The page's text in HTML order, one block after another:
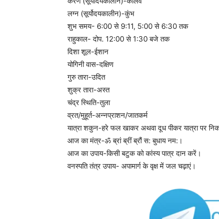
लग्न (सूर्योदयकालीन)-कुंभ
शुभ समय- 6:00 से 9:11, 5:00 से 6:30 तक
राहुकाल- दोप. 12:00 से 1:30 बजे तक
दिशा शूल-ईशान
योगिनी वास-दक्षिण
गुरु तारा-उदित
शुक्र तारा-अस्त
चंद्र स्थिति-तुला
व्रत/मुहूर्त-अन्नप्राशन/जातकर्म
यात्रा शकुन-हरे फल खाकर अथवा दूध पीकर यात्रा पर
आज का मंत्र-ॐ ब्रां ब्रीं ब्रौं स: बुधाय नम:।
आज का उपाय-किसी बटुक को कांस्य पात्र दान करें।
वनस्पति तंत्र उपाय- अपामार्ग के वृक्ष में जल चढ़ाएं।